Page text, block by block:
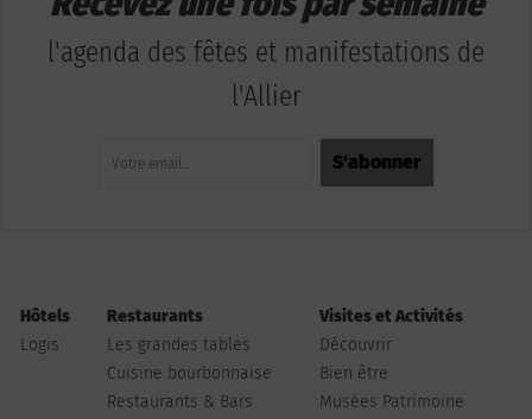
l'agenda des fêtes et manifestations de
l'Allier
Hôtels
Logis
Restaurants
Les grandes tables
Cuisine bourbonnaise
Restaurants & Bars
Visites et Activités
Découvrir
Bien être
Musées Patrimoine